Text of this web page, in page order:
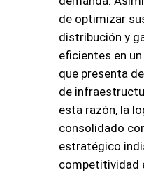
de optimizar
distribución y
eficientes en
que presenta
de
esta razón, la
consolidado
estratégico
competitividad